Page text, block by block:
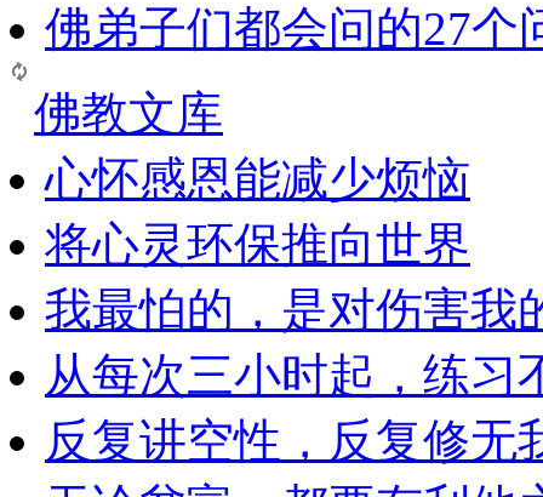
佛弟子们都会问的27个
佛教文库
心怀感恩能减少烦恼
将心灵环保推向世界
我最怕的，是对伤害我
从每次三小时起，练习
反复讲空性，反复修无